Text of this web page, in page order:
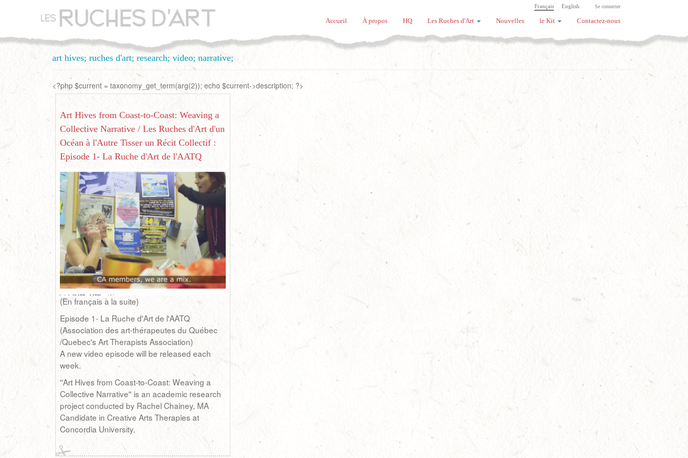
principal
Se connecter
English
Français
Accueil À propos HQ Les Ruches d'Art Nouvelles le Kit Contactez-nous
art hives; ruches d'art; research; video; narrative;
<?php $current = taxonomy_get_term(arg(2)); echo $current->description; ?>
Art Hives from Coast-to-Coast: Weaving a
Collective Narrative / Les Ruches d'Art d'un
Océan à l'Autre Tisser un Récit Collectif :
Episode 1- La Ruche d'Art de l'AATQ
(En français à la suite)
Episode 1- La Ruche d'Art de l'AATQ
(Association des art-thérapeutes du Québec
/Quebec's Art Therapists Association)
A new video episode will be released each
week.
''Art Hives from Coast-to-Coast: Weaving a
Collective Narrative'' is an academic research
project conducted by Rachel Chainey, MA
Candidate in Creative Arts Therapies at
Concordia University.